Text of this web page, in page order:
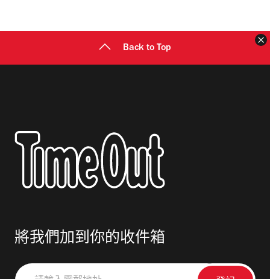
Back to Top
將我們加到你的收件箱
請